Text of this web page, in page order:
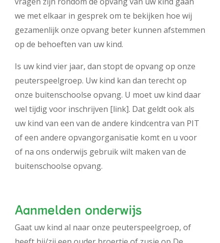
we met elkaar in gesprek om te bekijken hoe wij
gezamenlijk onze opvang beter kunnen afstemmen
op de behoeften van uw kind.
Is uw kind vier jaar, dan stopt de opvang op onze
peuterspeelgroep. Uw kind kan dan terecht op
onze buitenschoolse opvang. U moet uw kind daar
wel tijdig voor inschrijven [link]. Dat geldt ook als
uw kind van een van de andere kindcentra van PIT
of een andere opvangorganisatie komt en u voor
of na ons onderwijs gebruik wilt maken van de
buitenschoolse opvang.
Aanmelden onderwijs
Gaat uw kind al naar onze peuterspeelgroep, of